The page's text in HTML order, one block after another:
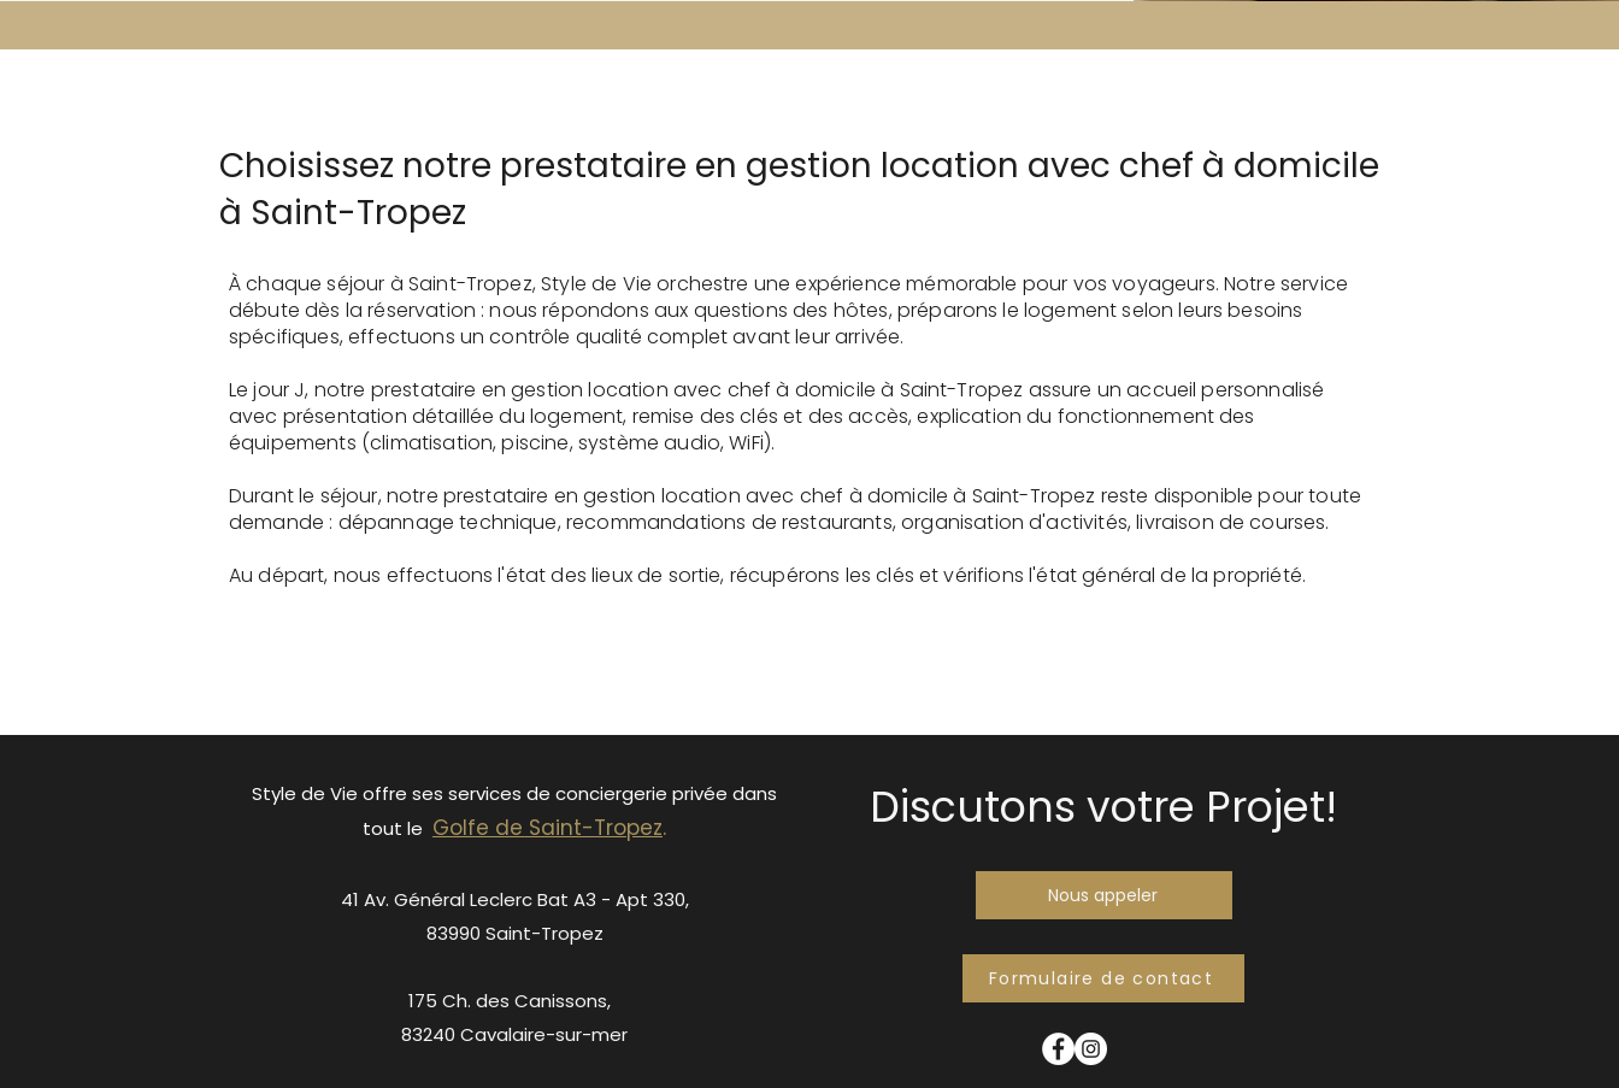
Choisissez notre prestataire en gestion location avec chef à domicile
à Saint-Tropez
À chaque séjour à Saint-Tropez, Style de Vie orchestre une expérience mémorable pour vos voyageurs. Notre service
débute dès la réservation : nous répondons aux questions des hôtes, préparons le logement selon leurs besoins
spécifiques, effectuons un contrôle qualité complet avant leur arrivée.
Le jour J, notre prestataire en gestion location avec chef à domicile à Saint-Tropez assure un accueil personnalisé
avec présentation détaillée du logement, remise des clés et des accès, explication du fonctionnement des
équipements (climatisation, piscine, système audio, WiFi).
Durant le séjour, notre prestataire en gestion location avec chef à domicile à Saint-Tropez reste disponible pour toute
demande : dépannage technique, recommandations de restaurants, organisation d'activités, livraison de courses.
Au départ, nous effectuons l'état des lieux de sortie, récupérons les clés et vérifions l'état général de la propriété.
Style de Vie offre ses services de conciergerie privée dans
tout le Golfe de Saint-Tropez.
41 Av. Général Leclerc Bat A3 - Apt 330,
83990 Saint-Tropez
175 Ch. des Canissons,
83240 Cavalaire-sur-mer
Discutons votre Projet!
Nous appeler
Formulaire de contact